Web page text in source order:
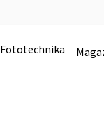
Fototechnika